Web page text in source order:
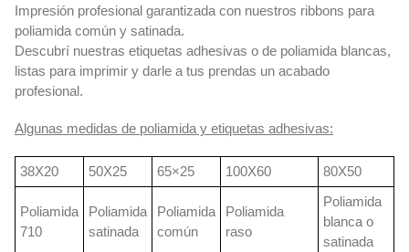
Impresión profesional garantizada con nuestros ribbons para
poliamida común y satinada.
Descubrí nuestras etiquetas adhesivas o de poliamida blancas,
listas para imprimir y darle a tus prendas un acabado
profesional.
Algunas medidas de poliamida y etiquetas adhesivas:
38X20 50X25 65×25 100X60 80X50
Poliamida
710
Poliamida
satinada
Poliamida
común
Poliamida
raso
Poliamida
blanca o
satinada